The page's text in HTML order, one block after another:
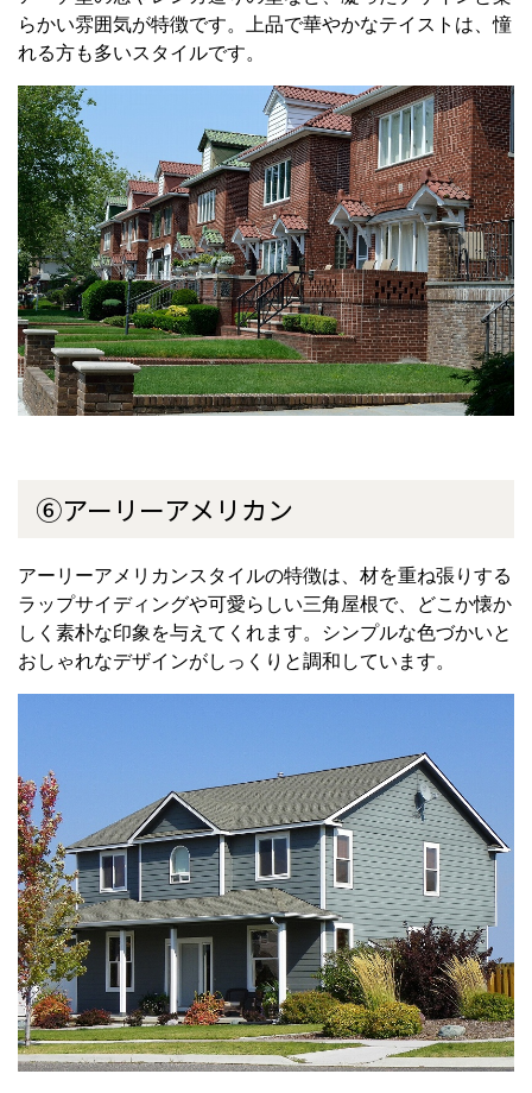
らかい雰囲気が特徴です。上品で華やかなテイストは、憧
れる方も多いスタイルです。
⑥アーリーアメリカン
アーリーアメリカンスタイルの特徴は、材を重ね張りする
ラップサイディングや可愛らしい三角屋根で、どこか懐か
しく素朴な印象を与えてくれます。シンプルな色づかいと
おしゃれなデザインがしっくりと調和しています。